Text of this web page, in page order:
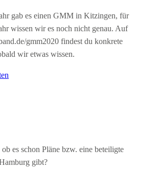
gab es einen GMM in Kitzingen, für
wissen wir es noch nicht genau. Auf
gmm2020 findest du konkrete
wir etwas wissen.
es schon Pläne bzw. eine beteiligte
gibt?